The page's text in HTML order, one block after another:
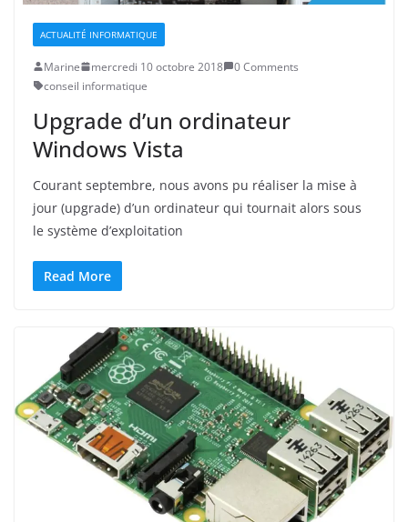
ACTUALITÉ INFORMATIQUE
Marine mercredi 10 octobre 2018
0 Comments
conseil informatique
Upgrade d’un ordinateur
Windows Vista
Courant septembre, nous avons pu réaliser la mise à
jour (upgrade) d’un ordinateur qui tournait alors sous
le système d’exploitation
Read More